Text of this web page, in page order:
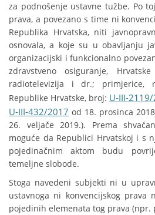
za podnošenje ustavne tužbe. Po
prava, a povezano s time ni
Republika Hrvatska, niti
osnovala, a koje su u obavljanju
organizacijski i funkcionalno
zdravstveno osiguranje,
radiotelevizija i dr.; primjerice,
Republike Hrvatske, broj: U-III-
U-III-432/2017 od 18. prosinca
26. veljače 2019.). Prema
moguće da Republici Hrvatskoj i s
pojedinačnim aktom budu
temeljne slobode.
Stoga navedeni subjekti ni u
ustavnoga ni konvencijskog prava
pojedinih elemenata tog prava (npr.